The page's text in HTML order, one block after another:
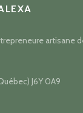
artisane
J6Y 0A9